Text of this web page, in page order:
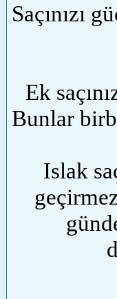
Saçınızı
Ek
Bunlar
Islak